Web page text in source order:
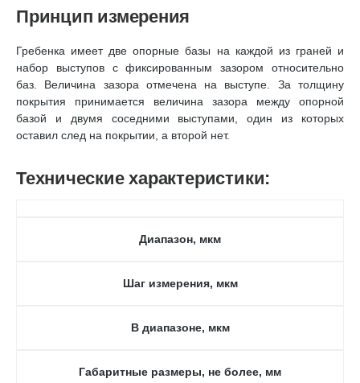
Принцип измерения
Гребенка имеет две опорные базы на каждой из граней и
набор выступов с фиксированным зазором относительно
баз. Величина зазора отмечена на выступе. За толщину
покрытия принимается величина зазора между опорной
базой и двумя соседними выступами, один из которых
оставил след на покрытии, а второй нет.
Технические характеристики:
Диапазон, мкм
Шаг измерения, мкм
В диапазоне, мкм
Габаритные размеры, не более, мм